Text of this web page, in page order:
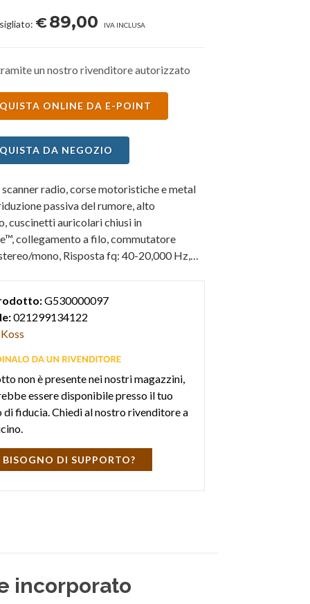
€89,00 IVA INCLUSA
un nostro rivenditore autorizzato
ONLINE DA E-POINT
DA NEGOZIO
radio, corse motoristiche e metal
passiva del rumore, alto
cuscinetti auricolari chiusi in
collegamento a filo, commutatore
mono, Risposta fq: 40-20,000 Hz,
G530000097
021299134122
Koss
non è presente nei nostri magazzini,
essere disponibile presso il tuo
di fiducia. Chiedi al nostro rivenditore a
DI SUPPORTO?
incorporato